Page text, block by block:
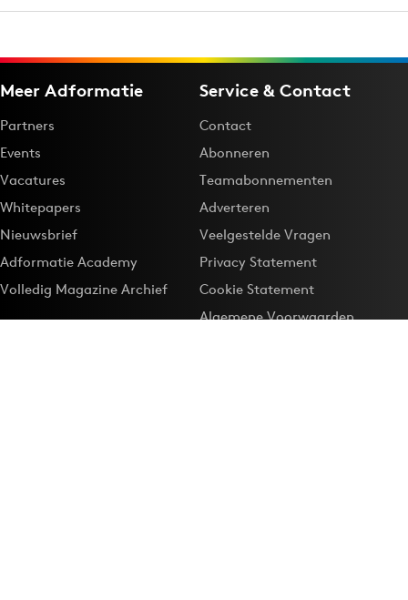
Meer Adformatie
Partners
Events
Vacatures
Whitepapers
Nieuwsbrief
Adformatie Academy
Volledig Magazine Archief
Service & Contact
Contact
Abonneren
Teamabonnementen
Adverteren
Veelgestelde Vragen
Privacy Statement
Cookie Statement
Algemene Voorwaarden